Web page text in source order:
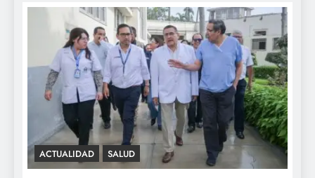
ACTUALIDAD SALUD